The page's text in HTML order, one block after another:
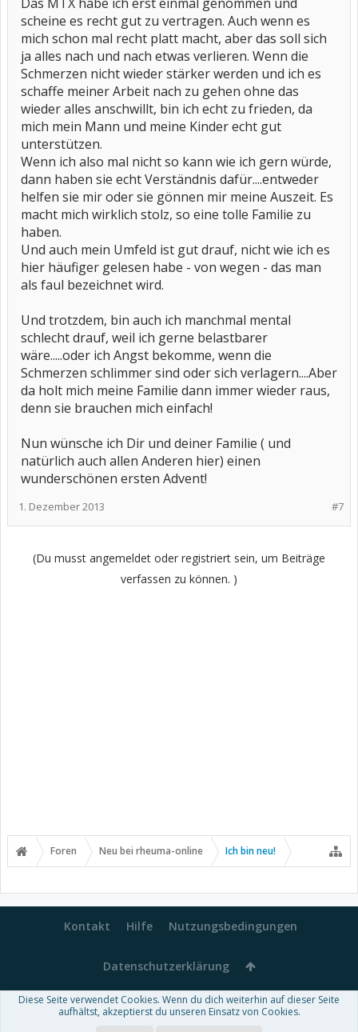
scheine es recht gut zu vertragen. Auch wenn es
mich schon mal recht platt macht, aber das soll sich
ja alles nach und nach etwas verlieren. Wenn die
Schmerzen nicht wieder stärker werden und ich es
schaffe meiner Arbeit nach zu gehen ohne das
wieder alles anschwillt, bin ich echt zu frieden, da
mich mein Mann und meine Kinder echt gut
unterstützen.
Wenn ich also mal nicht so kann wie ich gern würde,
dann haben sie echt Verständnis dafür....entweder
helfen sie mir oder sie gönnen mir meine Auszeit. Es
macht mich wirklich stolz, so eine tolle Familie zu
haben.
Und auch mein Umfeld ist gut drauf, nicht wie ich es
hier häufiger gelesen habe - von wegen - das man
als faul bezeichnet wird.
Und trotzdem, bin auch ich manchmal mental
schlecht drauf, weil ich gerne belastbarer
wäre.....oder ich Angst bekomme, wenn die
Schmerzen schlimmer sind oder sich verlagern....Aber
da holt mich meine Familie dann immer wieder raus,
denn sie brauchen mich einfach!
Nun wünsche ich Dir und deiner Familie ( und
natürlich auch allen Anderen hier) einen
wunderschönen ersten Advent!
#7
1. Dezember 2013
(Du musst angemeldet oder registriert sein, um Beiträge
verfassen zu können. )
Foren Neu bei rheuma-online Ich bin neu!
Kontakt Hilfe Nutzungsbedingungen
Datenschutzerklärung
Forum software by XenForo™-Deutsch von xenDach
Diese Seite verwendet Cookies. Wenn du dich weiterhin auf dieser Seite
aufhältst, akzeptierst du unseren Einsatz von Cookies.